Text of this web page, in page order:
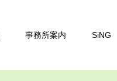
事務所案内 SiNG